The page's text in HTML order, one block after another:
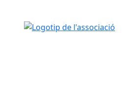
Logotip de l'associació